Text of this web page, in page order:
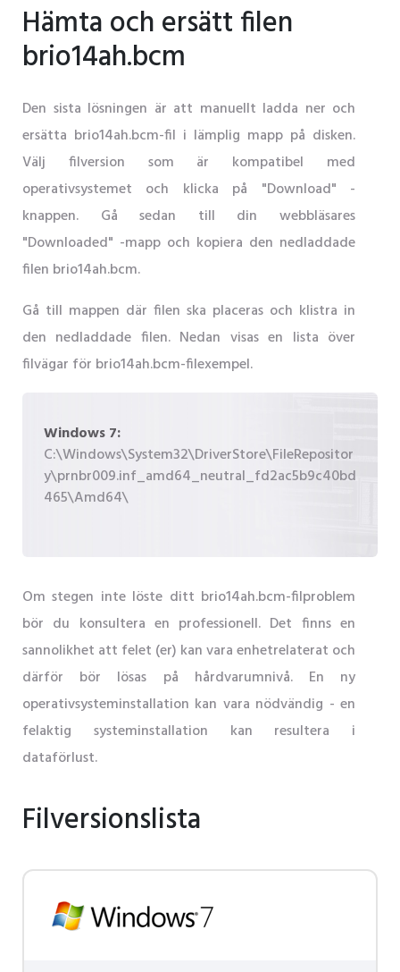
Hämta och ersätt filen
brio14ah.bcm
Den sista lösningen är att manuellt ladda ner och
ersätta brio14ah.bcm-fil i lämplig mapp på disken.
Välj filversion som är kompatibel med
operativsystemet och klicka på "Download" -
knappen. Gå sedan till din webbläsares
"Downloaded" -mapp och kopiera den nedladdade
filen brio14ah.bcm.
Gå till mappen där filen ska placeras och klistra in
den nedladdade filen. Nedan visas en lista över
filvägar för brio14ah.bcm-filexempel.
Windows 7:
C:\Windows\System32\DriverStore\FileRepositor
y\prnbr009.inf_amd64_neutral_fd2ac5b9c40bd
465\Amd64\
Om stegen inte löste ditt brio14ah.bcm-filproblem
bör du konsultera en professionell. Det finns en
sannolikhet att felet (er) kan vara enhetrelaterat och
därför bör lösas på hårdvarumnivå. En ny
operativsysteminstallation kan vara nödvändig - en
felaktig systeminstallation kan resultera i
dataförlust.
Filversionslista